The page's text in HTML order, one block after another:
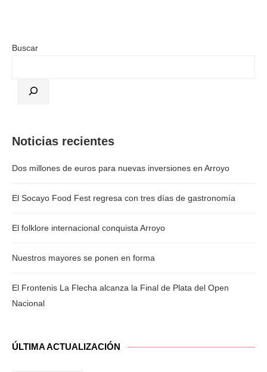
Buscar
Noticias recientes
Dos millones de euros para nuevas inversiones en Arroyo
El Socayo Food Fest regresa con tres días de gastronomía
El folklore internacional conquista Arroyo
Nuestros mayores se ponen en forma
El Frontenis La Flecha alcanza la Final de Plata del Open
Nacional
ÚLTIMA ACTUALIZACIÓN